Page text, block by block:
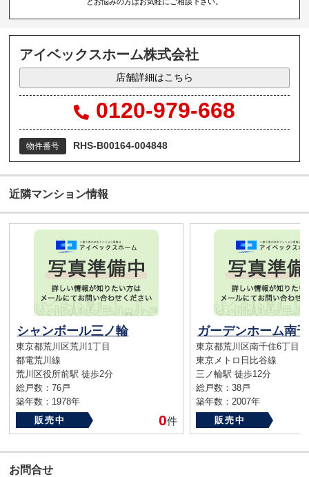
アイベックスホーム株式会社
店舗詳細はこちら
0120-979-668
物件番号 RHS-B00164-004848
近隣マンション情報
シャンボール三ノ輪
東京都荒川区荒川1丁目
都電荒川線
荒川区役所前駅 徒歩2分
総戸数：76戸
築年数：1978年
販売中
0件
東京都荒川区南千住6丁目
東京メトロ日比谷線
三ノ輪駅 徒歩12分
総戸数：38戸
築年数：2007年
販売中
お問合せ